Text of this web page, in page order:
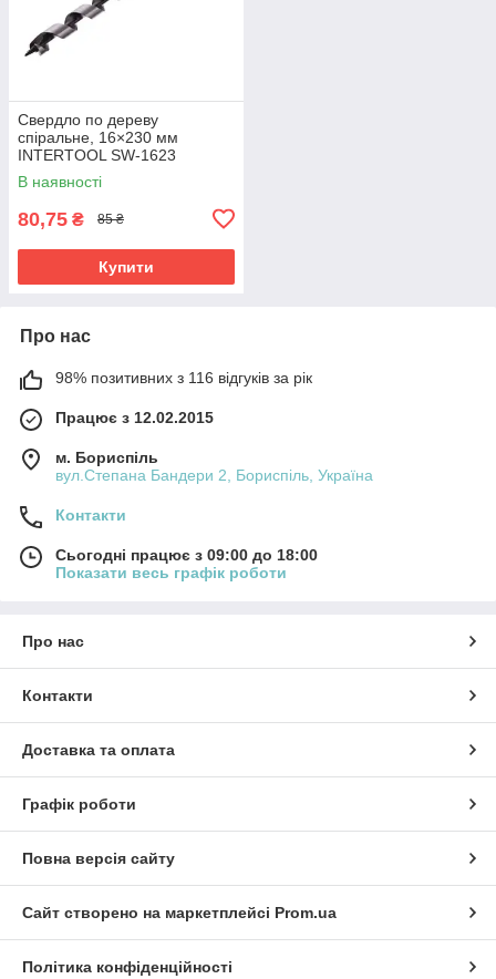
Свердло по дереву
спіральне, 16×230 мм
INTERTOOL SW-1623
В наявності
80,75 ₴ 85 ₴
Купити
Про нас
98% позитивних з 116 відгуків за рік
Працює з 12.02.2015
м. Бориспіль
вул.Степана Бандери 2, Бориспіль, Україна
Контакти
Сьогодні працює з 09:00 до 18:00
Показати весь графік роботи
Про нас
Контакти
Доставка та оплата
Графік роботи
Повна версія сайту
Сайт створено на маркетплейсі Prom.ua
Політика конфіденційності